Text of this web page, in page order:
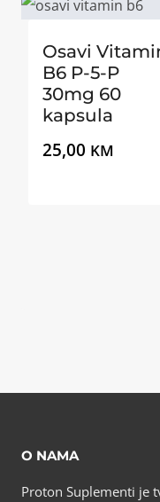
Osavi
B6 P-5-P
30mg 60
kapsula
25,00 KM
O NAMA
Proton Suplementi je